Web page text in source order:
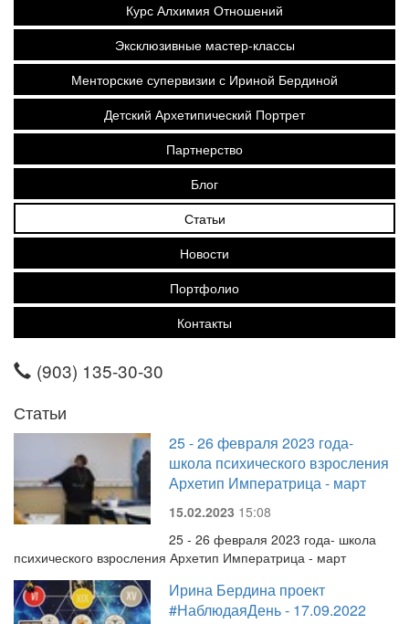
Курс Алхимия Отношений
Эксклюзивные мастер-классы
Менторские супервизии с Ириной Бердиной
Детский Архетипический Портрет
Партнерство
Блог
Статьи
Новости
Портфолио
Контакты
(903) 135-30-30
Статьи
25 - 26 февраля 2023 года-
школа психического взросления
Архетип Императрица - март
15.02.2023 15:08
25 - 26 февраля 2023 года- школа
психического взросления Архетип Императрица - март
Ирина Бердина проект
#НаблюдаяДень - 17.09.2022